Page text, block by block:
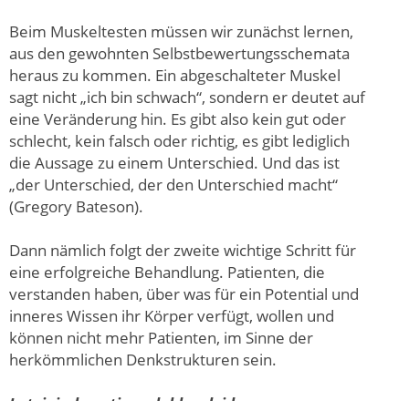
Beim Muskeltesten müssen wir zunächst lernen,
aus den gewohnten Selbstbewertungsschemata
heraus zu kommen. Ein abgeschalteter Muskel
sagt nicht „ich bin schwach“, sondern er deutet auf
eine Veränderung hin. Es gibt also kein gut oder
schlecht, kein falsch oder richtig, es gibt lediglich
die Aussage zu einem Unterschied. Und das ist
„der Unterschied, der den Unterschied macht“
(Gregory Bateson).
Dann nämlich folgt der zweite wichtige Schritt für
eine erfolgreiche Behandlung. Patienten, die
verstanden haben, über was für ein Potential und
inneres Wissen ihr Körper verfügt, wollen und
können nicht mehr Patienten, im Sinne der
herkömmlichen Denkstrukturen sein.